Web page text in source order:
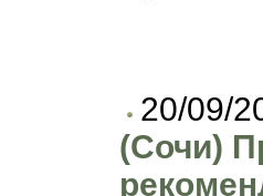
20/09/
(Сочи)